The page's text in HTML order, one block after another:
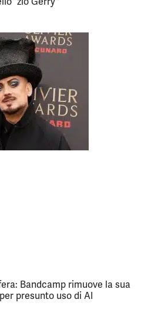
Bandcamp rimuove la sua
presunto uso di AI